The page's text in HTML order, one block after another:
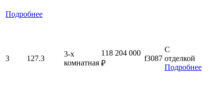
Подробнее
3 127.3
3-x
комнатная
118 204 000
₽
f3087
С
отделкой
Подробнее